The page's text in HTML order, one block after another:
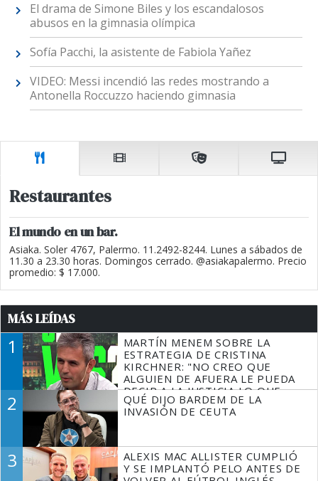
El drama de Simone Biles y los escandalosos
abusos en la gimnasia olímpica
Sofía Pacchi, la asistente de Fabiola Yañez
VIDEO: Messi incendió las redes mostrando a
Antonella Roccuzzo haciendo gimnasia
Restaurantes
El mundo en un bar.
Asiaka. Soler 4767, Palermo. 11.2492-8244. Lunes a sábados de
11.30 a 23.30 horas. Domingos cerrado. @asiakapalermo. Precio
promedio: $ 17.000.
MÁS LEÍDAS
1
MARTÍN MENEM SOBRE LA
ESTRATEGIA DE CRISTINA
KIRCHNER: "NO CREO QUE
ALGUIEN DE AFUERA LE PUEDA
DECIR A LA JUSTICIA LO QUE
TIENE QUE HACER"
2
QUÉ DIJO BARDEM DE LA
INVASIÓN DE CEUTA
3
ALEXIS MAC ALLISTER CUMPLIÓ
Y SE IMPLANTÓ PELO ANTES DE